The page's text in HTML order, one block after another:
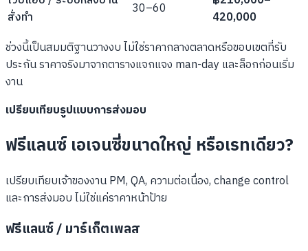
สั่งทำ
30–60
420,000
ช่วงนี้เป็นสมมติฐานวางงบ ไม่ใช่ราคากลางตลาดหรือขอบเขตที่รับ
ประกัน ราคาจริงมาจากตารางแจกแจง man-day และล็อกก่อนเริ่ม
งาน
เปรียบเทียบรูปแบบการส่งมอบ
ฟรีแลนซ์ เอเจนซี่ขนาดใหญ่ หรือเรทเดียว?
เปรียบเทียบเจ้าของงาน PM, QA, ความต่อเนื่อง, change control
และการส่งมอบ ไม่ใช่แค่ราคาหน้าป้าย
ฟรีแลนซ์ / มาร์เก็ตเพลส